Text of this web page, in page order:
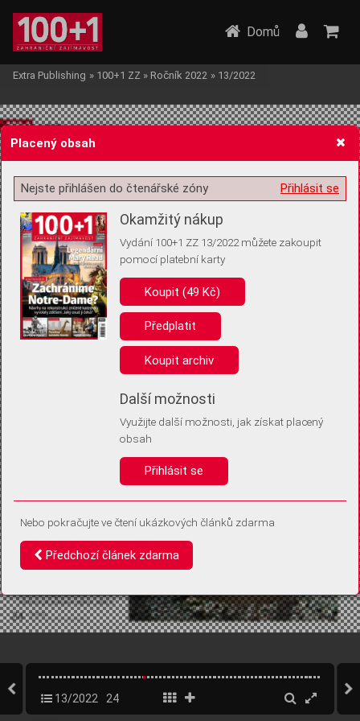
Žádost o souhlas s ukládáním volitelných informací
Pro základní fungování webu nepotřebujeme ukládat žádné informace
(tzv. cookies apod.). Rádi bychom vás ale požádali o souhlas s
uložením volitelných informací:
Anonymní unikátní ID
Díky němu příště poznáme, že se jedná o stejné zařízení, a
Identifikátor je zcela anonymní.
Vaše souhlasy a odmítnutí si ukládáme do vašeho zařízení, abychom se
vás už příště znovu neptali. Můžete je kdykoli později upravit ve Správě
Domů
Extra Publishing » 100+1 ZZ » Ročník 2022 » 13/2022
13/2022 24
Placený obsah
Přihlásit se
Nejste přihlášen do čtenářské zóny
Okamžitý nákup
Vydání 100+1 ZZ 13/2022 můžete zakoupit
pomocí platební karty
Koupit (49 Kč)
Předplatit
Koupit archiv
Další možnosti
Využijte další možnosti, jak získat placený
obsah
Přihlásit se
Nebo pokračujte ve čtení ukázkových článků zdarma
Předchozí článek zdarma